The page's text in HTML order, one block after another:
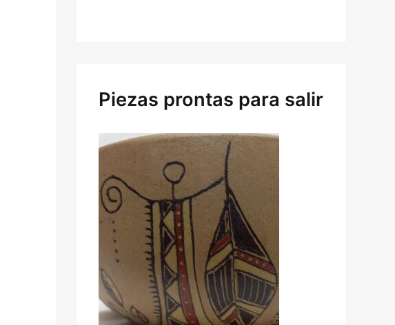
Piezas prontas para salir